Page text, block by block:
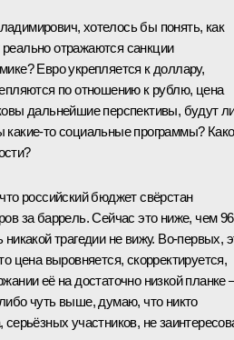
хотелось бы понять, как
отражаются санкции
Евро укрепляется к доллару,
по отношению к рублю, цена
дальнейшие перспективы, будут
социальные программы?
российский бюджет свёрстан
за баррель. Сейчас это ниже, чем 96
трагедии не вижу. Во‑первых,
цена выровняется, скорректируется,
её на достаточно низкой планке
чуть выше, думаю, что никто
серьёзных участников, не